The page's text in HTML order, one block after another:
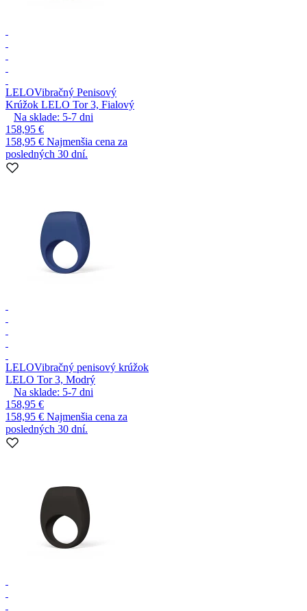
LELOVibračný Penisový
Krúžok LELO Tor 3, Fialový
Na sklade: 5-7 dni
158,95 €
158,95 € Najmenšia cena za
posledných 30 dní.
LELOVibračný penisový krúžok
LELO Tor 3, Modrý
Na sklade: 5-7 dni
158,95 €
158,95 € Najmenšia cena za
posledných 30 dní.